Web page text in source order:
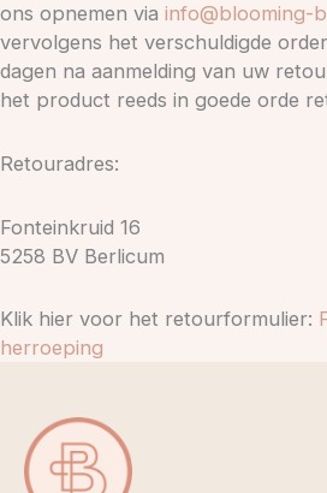
ons opnemen via info@blooming-
vervolgens het verschuldigde
dagen na aanmelding van uw
het product reeds in goede orde
Retouradres:
Fonteinkruid 16
5258 BV Berlicum
Klik hier voor het retourformulier:
herroeping